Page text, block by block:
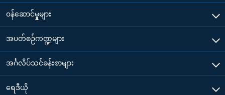
၀န်ဆောင်မှုများ
အပတ်စဉ်ကဏ္ဍများ
အင်္ဂလိပ်သင်ခန်းစာများ
ရေဒီယို